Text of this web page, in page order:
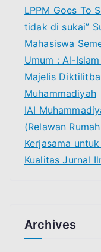
LPPM Goes To
tidak di sukai”
Mahasiswa
Umum : Al-
Majelis
Muhammadiyah
IAI
(Relawan
Kerjasama
Kualitas Jurnal
Archives